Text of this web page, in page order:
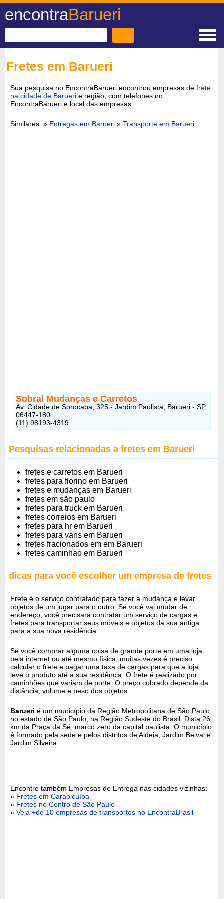
encontraBarueri
Fretes em Barueri
Sua pesquisa no EncontraBarueri encontrou empresas defrete
na cidade de Barueri e região, com telefones no
EncontraBarueri e local das empresas.
Similares: » Entregas em Barueri »Transporte em Barueri
Sobral Mudanças e Carretos
Av. Cidade de Sorocaba, 325 - Jardim Paulista, Barueri - SP,
06447-180
(11) 98193-4319
Pesquisas relacionadas a fretes em Barueri
fretes e carretos em Barueri
fretes para fiorino em Barueri
fretes e mudanças em Barueri
fretes em são paulo
fretes para truck em Barueri
fretes correios em Barueri
fretes para hr em Barueri
fretes para vans em Barueri
fretes fracionados em em Barueri
fretes caminhao em Barueri
dicas para você escolher um empresa de fretes
Frete é o serviço contratado para fazer a mudança e levar
objetos de um lugar para o outro. Se você vai mudar de
endereço, você precisará contratar um serviço de cargas e
fretes para transportar seus móveis e objetos da sua antiga
para a sua nova residência.
Se você comprar alguma coisa de grande porte em uma loja
pela internet ou até mesmo física, muitas vezes é preciso
calcular o frete e pagar uma taxa de cargas para que a loja
leve o produto até a sua residência. O frete é realizado por
caminhões que variam de porte. O preço cobrado depende da
distância, volume e peso dos objetos.
Barueri é um município da Região Metropolitana de São Paulo,
no estado de São Paulo, na Região Sudeste do Brasil. Dista 26
km da Praça da Sé, marco zero da capital paulista. O município
é formado pela sede e pelos distritos de Aldeia, Jardim Belval e
Jardim Silveira.
Encontre também Empresas de Entrega nas cidades vizinhas:
» Fretes em Carapicuíba
» Fretes no Centro de São Paulo
»Veja +de 10 empresas de transportes no EncontraBrasil